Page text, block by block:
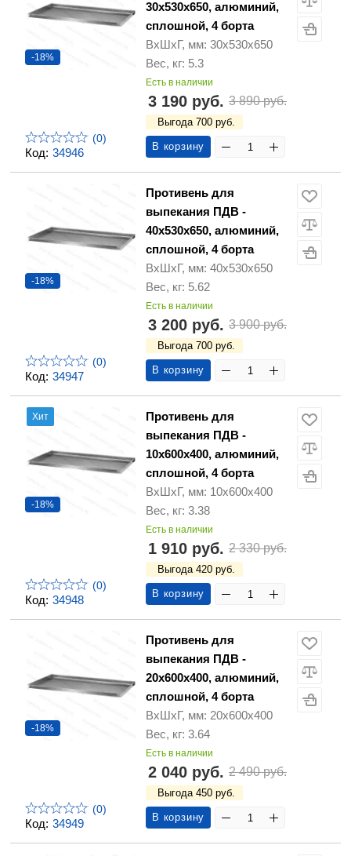
Код: 34946
-18%
(0)
30х530х650, алюминий,
сплошной, 4 борта
ВхШхГ, мм: 30х530х650
Вес, кг: 5.3
Есть в наличии
3 190 руб. 3 890 руб.
Выгода 700 руб.
В корзину
Код: 34947
-18%
(0)
Противень для
выпекания ПДВ -
40х530х650, алюминий,
сплошной, 4 борта
ВхШхГ, мм: 40х530х650
Вес, кг: 5.62
Есть в наличии
3 200 руб. 3 900 руб.
Выгода 700 руб.
В корзину
Код: 34948
Хит
-18%
(0)
Противень для
выпекания ПДВ -
10х600х400, алюминий,
сплошной, 4 борта
ВхШхГ, мм: 10х600х400
Вес, кг: 3.38
Есть в наличии
1 910 руб. 2 330 руб.
Выгода 420 руб.
В корзину
Код: 34949
-18%
(0)
Противень для
выпекания ПДВ -
20х600х400, алюминий,
сплошной, 4 борта
ВхШхГ, мм: 20х600х400
Вес, кг: 3.64
Есть в наличии
2 040 руб. 2 490 руб.
Выгода 450 руб.
В корзину